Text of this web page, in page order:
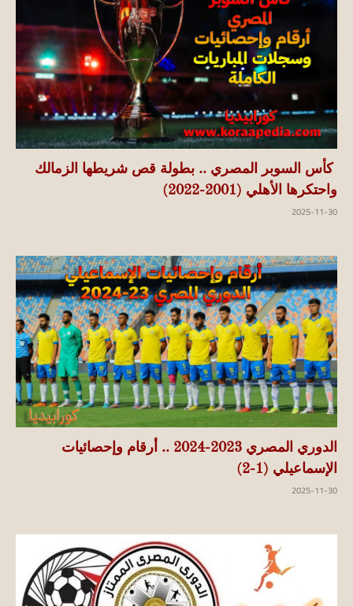
كأس السوبر المصري .. بطولة قص شريطها الزمالك
واحتكرها الأهلي (2001-2022)
2025-11-30
الدوري المصري 2023-2024 .. أرقام وإحصائيات
الإسماعيلي (1-2)
2025-11-30